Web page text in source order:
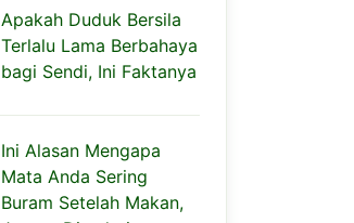
Apakah Duduk Bersila
Terlalu Lama Berbahaya
bagi Sendi, Ini Faktanya
Ini Alasan Mengapa
Mata Anda Sering
Buram Setelah Makan,